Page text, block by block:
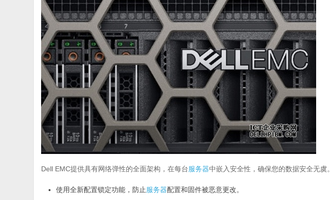
Dell EMC提供具有网络弹性的全面架构，在每台服务器中嵌入安全性，确保您的数据安全无虞。
使用全新配置锁定功能，防止服务器配置和固件被恶意更改。